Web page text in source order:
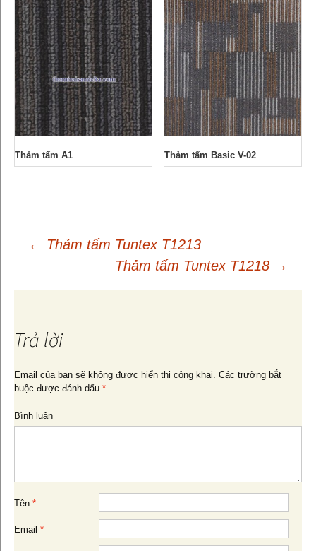
Thảm tấm A1 Thảm tấm Basic V-02
hướng
bài
viết
← Thảm tấm Tuntex T1213
Thảm tấm Tuntex T1218 →
Trả lời
Email của bạn sẽ không được hiển thị công khai. Các trường bắt
buộc được đánh dấu *
Bình luận
Tên *
Email *